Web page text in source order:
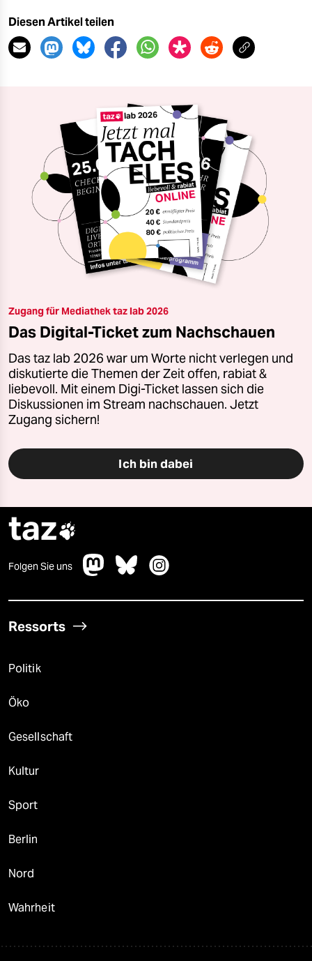
Diesen Artikel teilen
Zugang für Mediathek taz lab 2026
Das Digital-Ticket zum Nachschauen
Das taz lab 2026 war um Worte nicht verlegen und
diskutierte die Themen der Zeit offen, rabiat &
liebevoll. Mit einem Digi-Ticket lassen sich die
Diskussionen im Stream nachschauen. Jetzt
Zugang sichern!
Ich bin dabei
taz
Folgen Sie uns
Ressorts
Politik
Öko
Gesellschaft
Kultur
Sport
Berlin
Nord
Wahrheit